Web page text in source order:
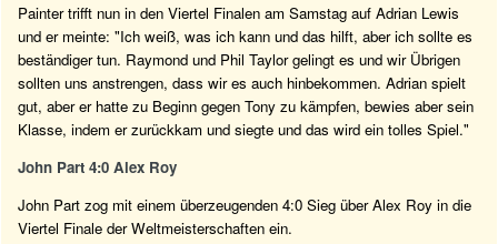
Painter trifft nun in den Viertel Finalen am Samstag auf Adrian Lewis
und er meinte: "Ich weiß, was ich kann und das hilft, aber ich sollte es
beständiger tun. Raymond und Phil Taylor gelingt es und wir Übrigen
sollten uns anstrengen, dass wir es auch hinbekommen. Adrian spielt
gut, aber er hatte zu Beginn gegen Tony zu kämpfen, bewies aber sein
Klasse, indem er zurückkam und siegte und das wird ein tolles Spiel."
John Part 4:0 Alex Roy
John Part zog mit einem überzeugenden 4:0 Sieg über Alex Roy in die
Viertel Finale der Weltmeisterschaften ein.